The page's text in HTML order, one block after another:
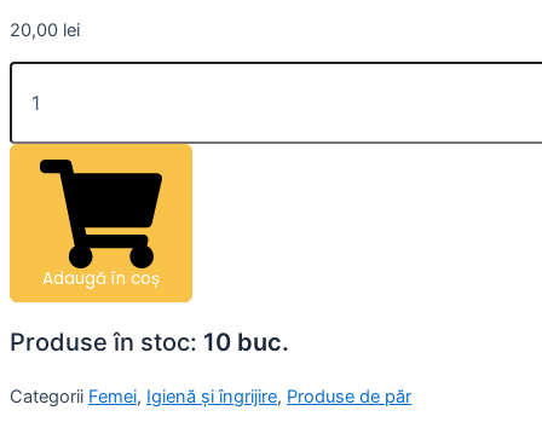
20,00 lei
Adaugă în coș
Produse în stoc: 10 buc.
Categorii Femei, Igienă și îngrijire, Produse de păr